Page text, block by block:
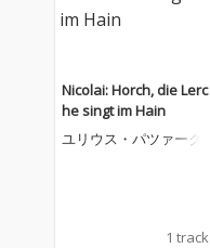
Nicolai: Horch, die Lerc
he singt im Hain
ユリウス・パツァーク
1 track